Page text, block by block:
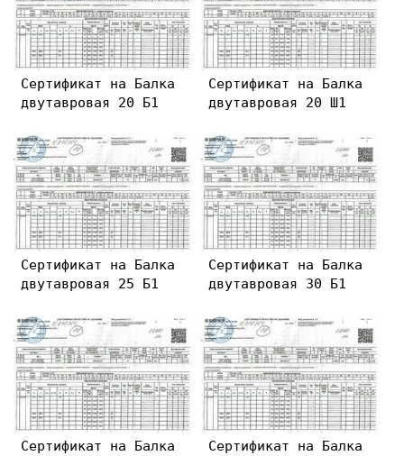
Сертификат на Балка
двутавровая 20 Б1
Сертификат на Балка
двутавровая 20 Ш1
Сертификат на Балка
двутавровая 25 Б1
Сертификат на Балка
двутавровая 30 Б1
Сертификат на Балка
Сертификат на Балка